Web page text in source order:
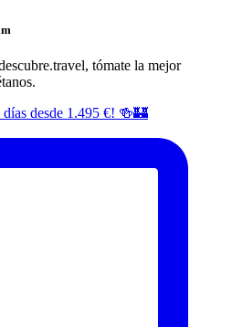
travel, tómate la mejor
desde 1.495 €! 🍻🏰